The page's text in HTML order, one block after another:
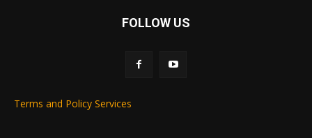
FOLLOW US
Terms and Policy Services